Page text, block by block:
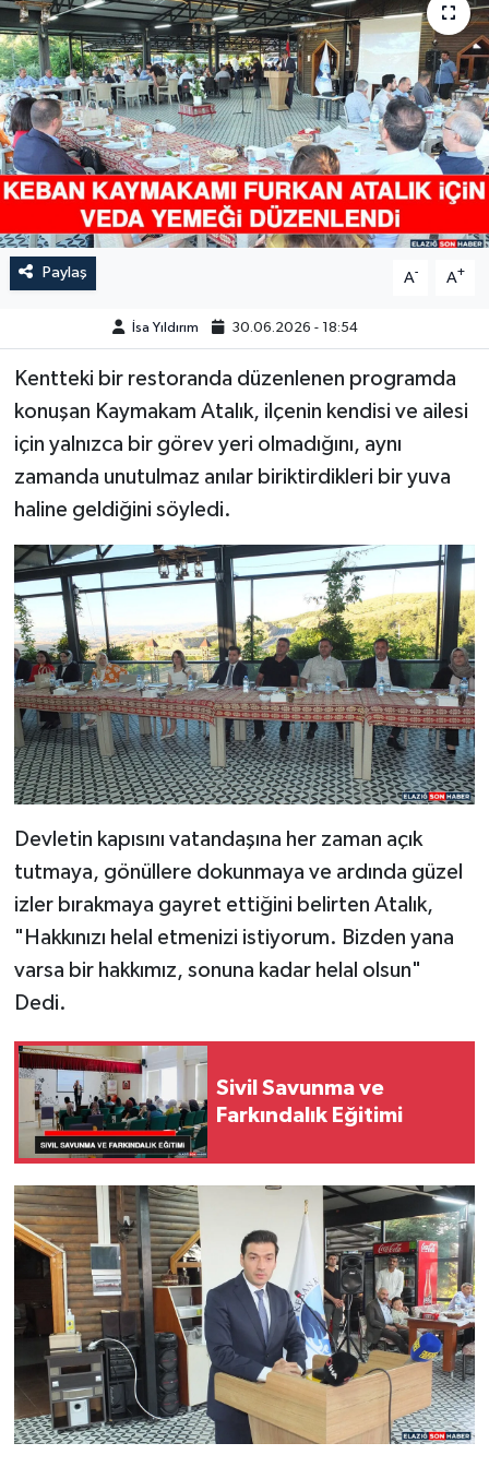
Paylaş A- A+
İsa Yıldırım 30.06.2026 - 18:54
Kentteki bir restoranda düzenlenen programda
konuşan Kaymakam Atalık, ilçenin kendisi ve ailesi
için yalnızca bir görev yeri olmadığını, aynı
zamanda unutulmaz anılar biriktirdikleri bir yuva
haline geldiğini söyledi.
Devletin kapısını vatandaşına her zaman açık
tutmaya, gönüllere dokunmaya ve ardında güzel
izler bırakmaya gayret ettiğini belirten Atalık,
"Hakkınızı helal etmenizi istiyorum. Bizden yana
varsa bir hakkımız, sonuna kadar helal olsun"
Dedi.
Sivil Savunma ve
Farkındalık Eğitimi
GÜNDEM
HABERDE İNSAN
KÜLTÜR-SANAT
MAGAZİN
MEDYA
ÖZEL HABER
POLİTİKA
SAĞLIK
SİYASET
TEKNOLOJİ
YAŞAM